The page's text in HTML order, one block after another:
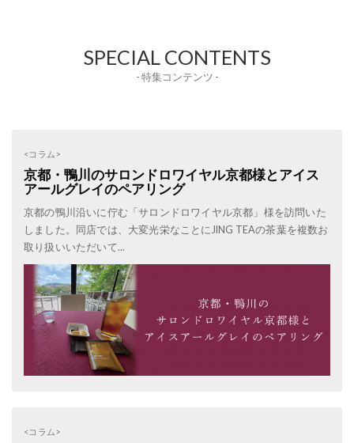
SPECIAL CONTENTS
- 特集コンテンツ -
<コラム>
京都・鴨川のサロンドロワイヤル京都様とアイス
アールグレイのペアリング
京都の鴨川沿いに佇む「サロンドロワイヤル京都」様を訪問いた
しました。同店では、大変光栄なことにJING TEAの茶葉を複数お
取り扱いいただいて...
<コラム>